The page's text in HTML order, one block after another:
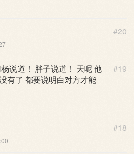
#20
#19
说道！ 胖子说道！ 天呢 他
有了 都要说明白对方才能
#18